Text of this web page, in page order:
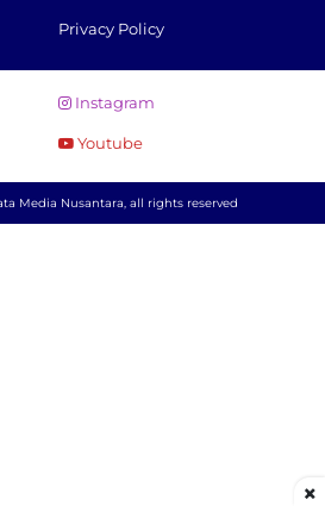
Privacy Policy
Instagram
Youtube
Media Nusantara, all rights reserved
×